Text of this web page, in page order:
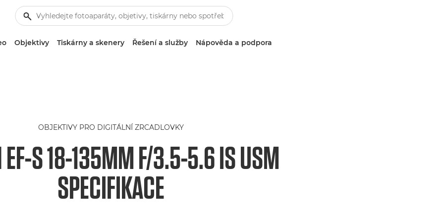
Objektivy Tiskárny a skenery Řešení a služby Nápověda a podpora
OBJEKTIVY PRO DIGITÁLNÍ ZRCADLOVKY
EF-S 18-135MM F/3.5-5.6 IS USM
SPECIFIKACE